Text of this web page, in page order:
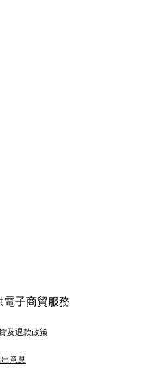
電子商貿服務
及退款政策
意見